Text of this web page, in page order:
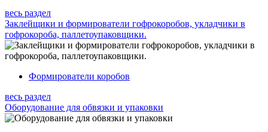
весь раздел
Заклейщики и формирователи гофрокоробов, укладчики в
гофрокороба, паллетоупаковщики.
Формирователи коробов
весь раздел
Оборудование для обвязки и упаковки